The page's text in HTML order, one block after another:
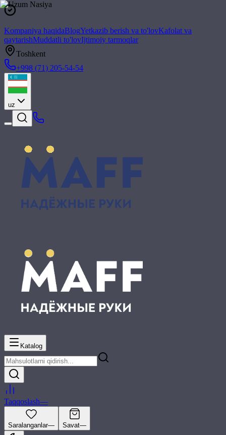
Kompaniya haqidaBlogYetkazib berish va to'lovKafolat va
qaytarishMuddatli to'lovIjtimoiy tarmoqlar
Toshkent
+998 (71) 205-54-54
uz
Katalog
Taqqoslash—
Saralanganlar— Savat—